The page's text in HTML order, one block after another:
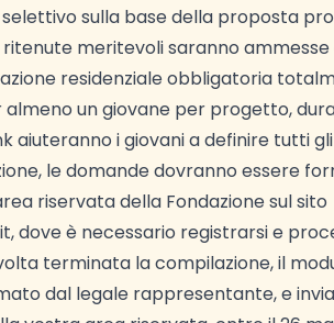
sulla base della proposta
ritenute meritevoli saranno
residenziale obbligatoria
almeno un giovane per progetto,
aiuteranno i giovani a definire tutti
le domande dovranno essere
riservata della Fondazione sul sito
dove è necessario registrarsi e
terminata la compilazione, il
dal legale rappresentante, e